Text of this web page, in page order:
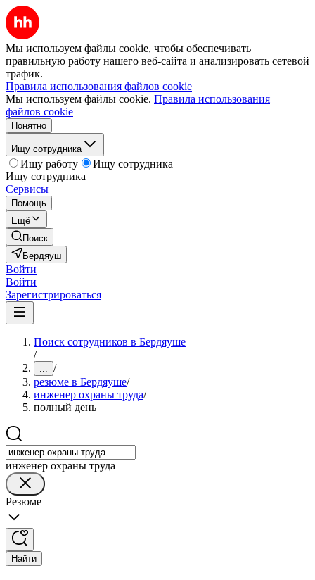
Мы используем файлы cookie, чтобы обеспечивать
правильную работу нашего веб-сайта и анализировать сетевой
трафик.
Правила использования файлов cookie
Мы используем файлы cookie. Правила использования
файлов cookie
Понятно
Ищу сотрудника
Ищу работу
Ищу сотрудника
Ищу сотрудника
Сервисы
Помощь
Ещё
Поиск
Бердяуш
Войти
Войти
Зарегистрироваться
Поиск сотрудников в Бердяуше
/
... /
резюме в Бердяуше/
инженер охраны труда/
полный день
инженер охраны труда
Резюме
Найти